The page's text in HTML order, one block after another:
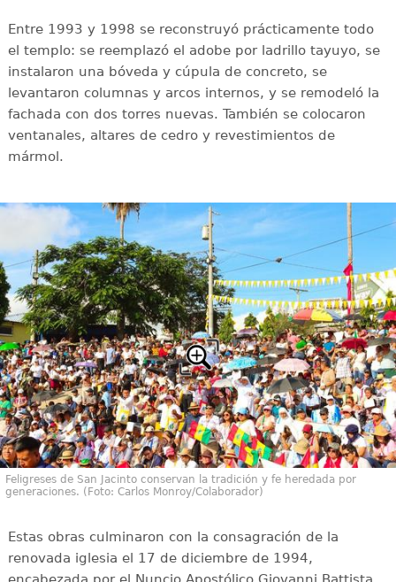
Entre 1993 y 1998 se reconstruyó prácticamente todo
el templo: se reemplazó el adobe por ladrillo tayuyo, se
instalaron una bóveda y cúpula de concreto, se
levantaron columnas y arcos internos, y se remodeló la
fachada con dos torres nuevas. También se colocaron
ventanales, altares de cedro y revestimientos de
mármol.
Feligreses de San Jacinto conservan la tradición y fe heredada por
generaciones. (Foto: Carlos Monroy/Colaborador)
Estas obras culminaron con la consagración de la
renovada iglesia el 17 de diciembre de 1994,